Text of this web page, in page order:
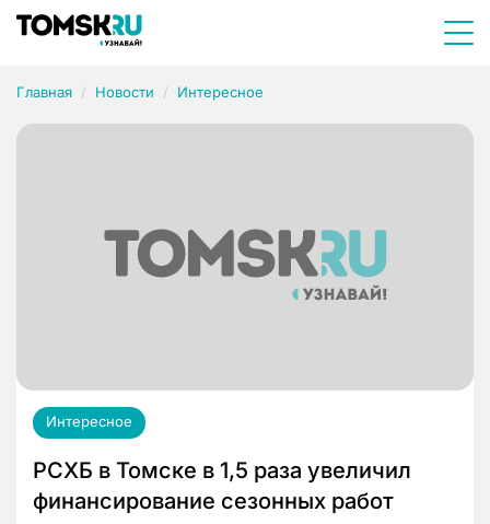
Главная Новости Интересное
Интересное
РСХБ в Томске в 1,5 раза увеличил
финансирование сезонных работ